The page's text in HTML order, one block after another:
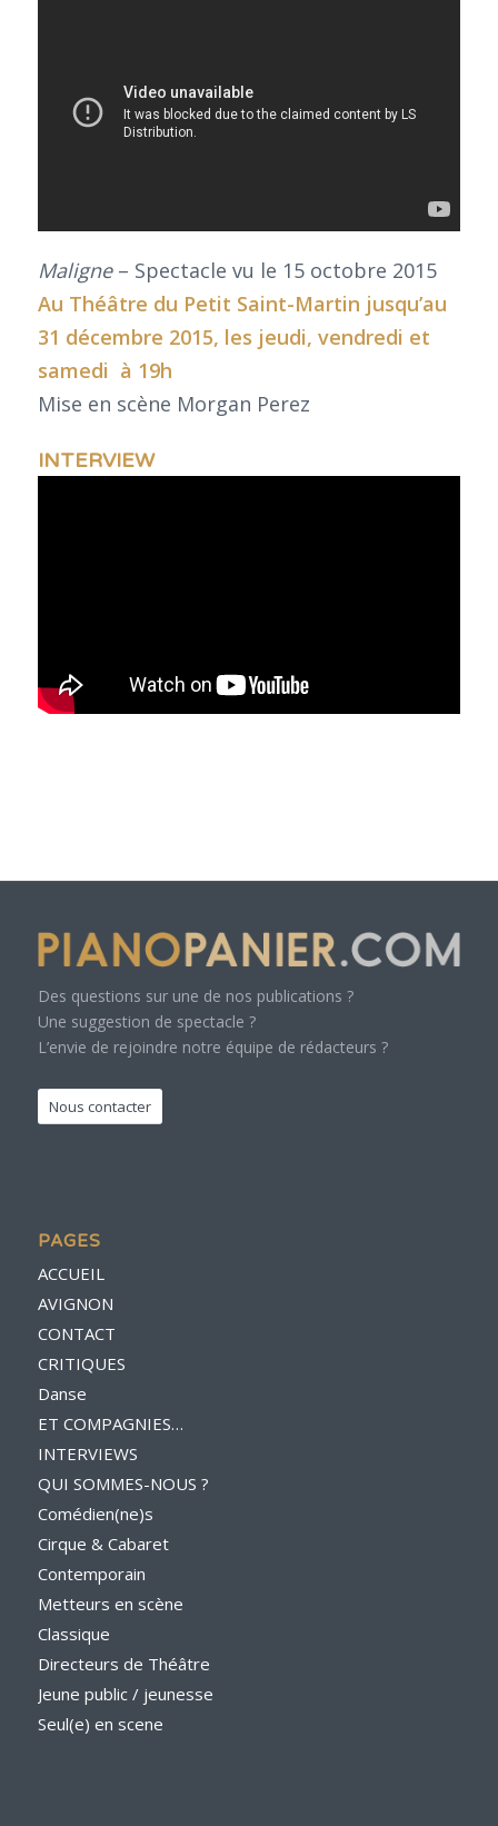
Maligne– Spectacle vu le 15 octobre 2015
Au Théâtre du Petit Saint-Martin jusqu’au
31 décembre 2015, les jeudi, vendredi et
samedi à 19h
Mise en scène Morgan Perez
INTERVIEW
Des questions sur une de nos publications ?
Une suggestion de spectacle ?
L’envie de rejoindre notre équipe de rédacteurs ?
Nous contacter
PAGES
ACCUEIL
AVIGNON
CONTACT
CRITIQUES
Danse
ET COMPAGNIES…
INTERVIEWS
QUI SOMMES-NOUS ?
Comédien(ne)s
Cirque & Cabaret
Contemporain
Metteurs en scène
Classique
Directeurs de Théâtre
Jeune public / jeunesse
Seul(e) en scene